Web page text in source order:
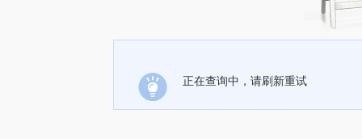
正在查询中，请刷新重试